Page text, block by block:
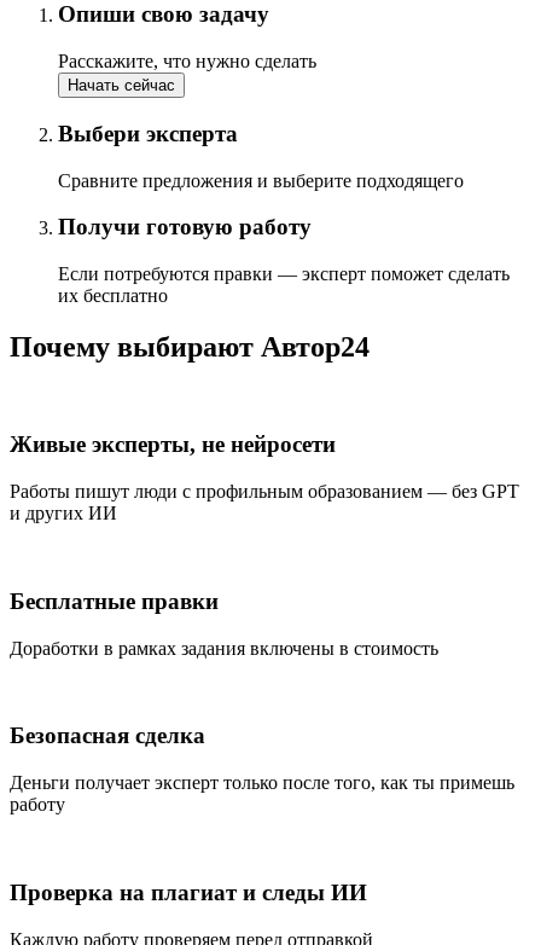
Опиши свою задачу
Расскажите, что нужно сделать
Начать сейчас
Выбери эксперта
Сравните предложения и выберите подходящего
Получи готовую работу
Если потребуются правки — эксперт поможет сделать
их бесплатно
Почему выбирают Автор24
Живые эксперты, не нейросети
Работы пишут люди с профильным образованием — без GPT
и других ИИ
Бесплатные правки
Доработки в рамках задания включены в стоимость
Безопасная сделка
Деньги получает эксперт только после того, как ты примешь
работу
Проверка на плагиат и следы ИИ
Каждую работу проверяем перед отправкой